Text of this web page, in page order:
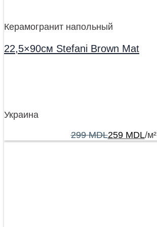
Керамогранит напольный
22,5×90см Stefani Brown Mat
Украина
299MDL259 MDL/м²